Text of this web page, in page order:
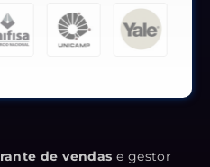
de vendas e gestor